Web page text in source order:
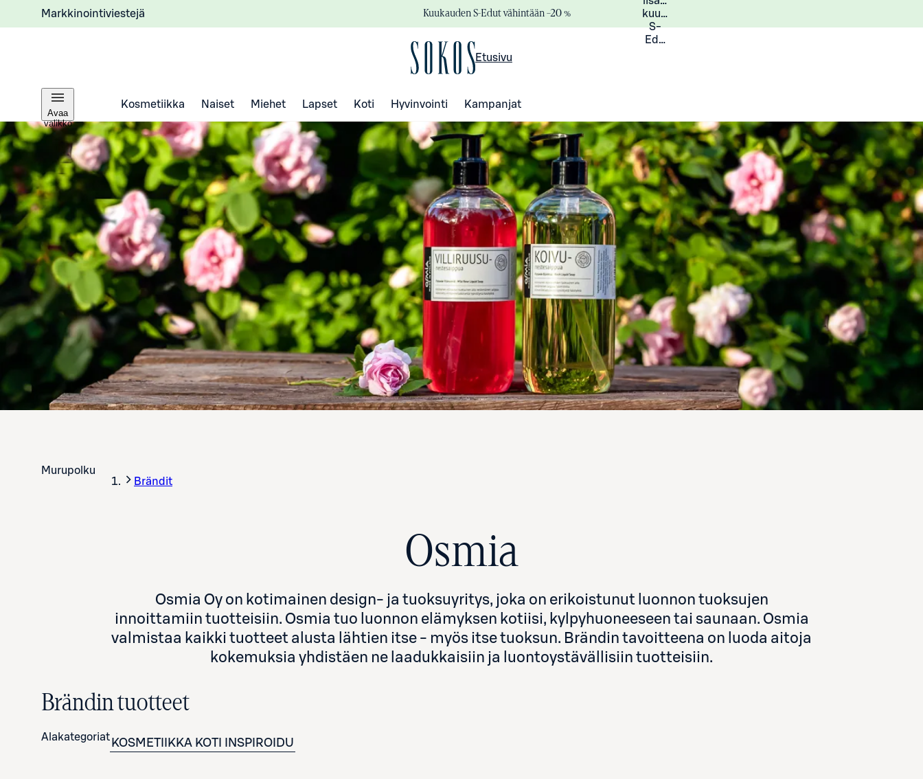
Markkinointiviestejä Kuukauden S-Edut vähintään –20 %
kuukauden
S-
Eduista
Etusivu
Avaa
valikko
Kosmetiikka Naiset Miehet Lapset Koti Hyvinvointi Kampanjat
Murupolku
Brändit
Osmia
Osmia Oy on kotimainen design- ja tuoksuyritys, joka on erikoistunut luonnon tuoksujen
innoittamiin tuotteisiin. Osmia tuo luonnon elämyksen kotiisi, kylpyhuoneeseen tai saunaan. Osmia
valmistaa kaikki tuotteet alusta lähtien itse - myös itse tuoksun. Brändin tavoitteena on luoda aitoja
kokemuksia yhdistäen ne laadukkaisiin ja luontoystävällisiin tuotteisiin.
Brändin tuotteet
Alakategoriat KOSMETIIKKA KOTI INSPIROIDU